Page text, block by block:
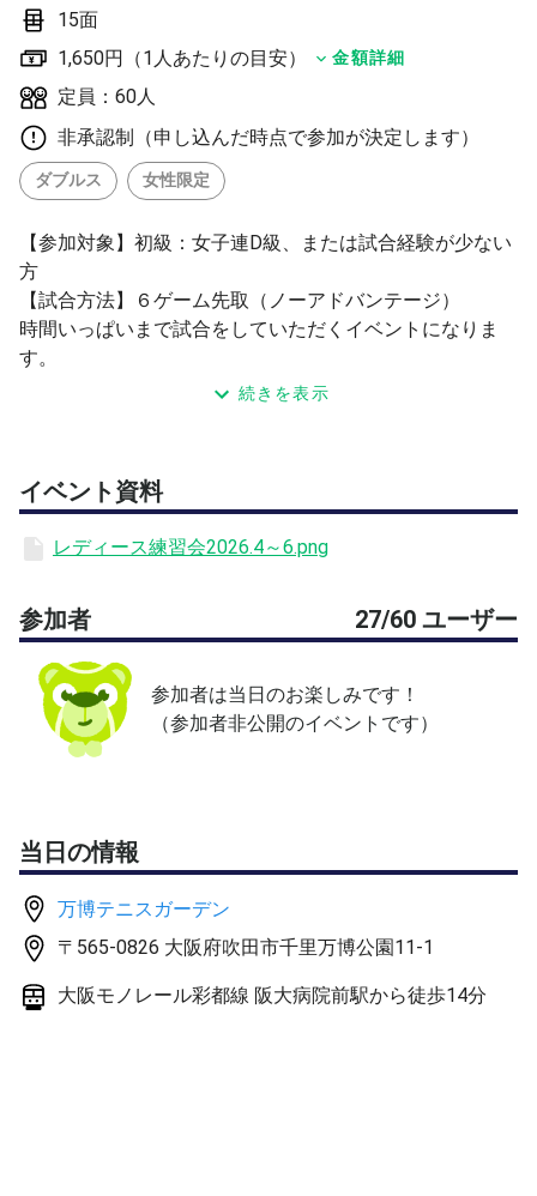
15面
1,650円（1人あたりの目安）
金額詳細
定員：60人
非承認制（申し込んだ時点で参加が決定します）
ダブルス 女性限定
【参加対象】初級：女子連D級、または試合経験が少ない
方
【試合方法】６ゲーム先取（ノーアドバンテージ）
時間いっぱいまで試合をしていただくイベントになりま
す。
９時～１５時の間、何試合でも可能です。（休憩はご自由
アウトドアアンツーカーコート
続きを表示
イベント資料
レディース練習会2026.4～6.png
参加者 27/60 ユーザー
参加者は当日のお楽しみです！
（参加者非公開のイベントです）
当日の情報
万博テニスガーデン
〒565-0826 大阪府吹田市千里万博公園11-1
大阪モノレール彩都線 阪大病院前駅から徒歩14分